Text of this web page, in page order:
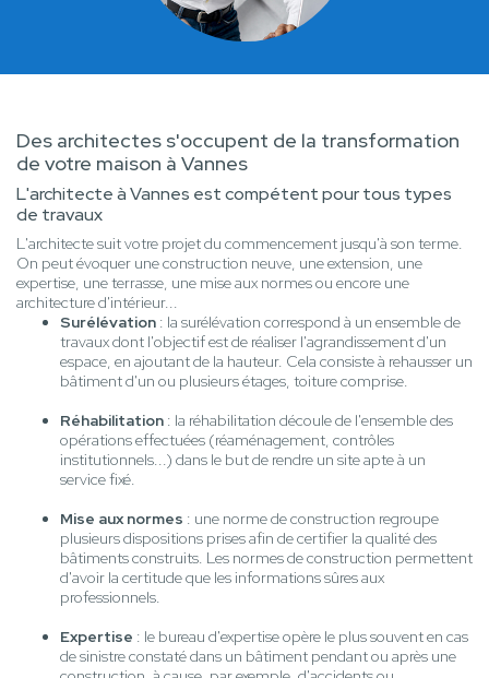
Des architectes s'occupent de la transformation
de votre maison à Vannes
L'architecte à Vannes est compétent pour tous types
de travaux
L'architecte suit votre projet du commencement jusqu'à son terme.
On peut évoquer une construction neuve, une extension, une
expertise, une terrasse, une mise aux normes ou encore une
architecture d'intérieur...
Surélévation : la surélévation correspond à un ensemble de
travaux dont l'objectif est de réaliser l'agrandissement d'un
espace, en ajoutant de la hauteur. Cela consiste à rehausser un
bâtiment d'un ou plusieurs étages, toiture comprise.
Réhabilitation : la réhabilitation découle de l'ensemble des
opérations effectuées (réaménagement, contrôles
institutionnels...) dans le but de rendre un site apte à un
service fixé.
Mise aux normes : une norme de construction regroupe
plusieurs dispositions prises afin de certifier la qualité des
bâtiments construits. Les normes de construction permettent
d'avoir la certitude que les informations sûres aux
professionnels.
Expertise : le bureau d'expertise opère le plus souvent en cas
de sinistre constaté dans un bâtiment pendant ou après une